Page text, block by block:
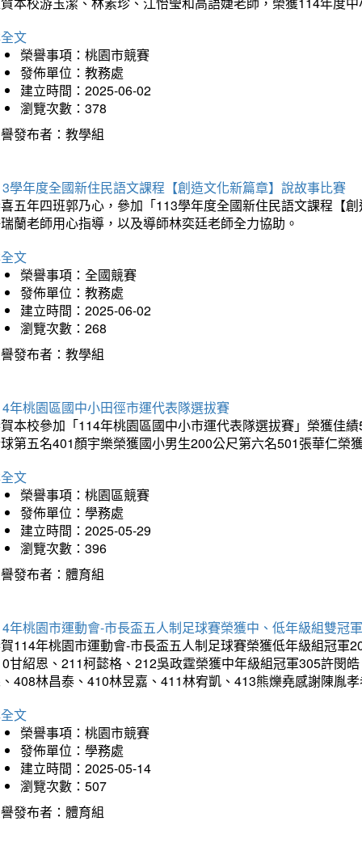
文
榮譽事項：桃園市競賽
發佈單位：教務處
建立時間：2025-06-02
瀏覽次數：378
發布者：教學組
學年度全國新住民語文課程【創造文化新篇章】說故事比賽
五年四班郭乃心，參加「113學年度全國新住民語文課程【
蘭老師用心指導，以及導師林奕廷老師全力協助。
文
榮譽事項：全國競賽
發佈單位：教務處
建立時間：2025-06-02
瀏覽次數：268
發布者：教學組
年桃園區國中小田徑市運代表隊選拔賽
本校參加「114年桃園區國中小市運代表隊選拔賽」榮獲佳
第五名401顏宇樂榮獲國小男生200公尺第六名501張華仁
文
榮譽事項：桃園區競賽
發佈單位：學務處
建立時間：2025-05-29
瀏覽次數：396
發布者：體育組
年桃園市運動會-市長盃五人制足球賽榮獲中、低年級組雙冠軍
114年桃園市運動會-市長盃五人制足球賽榮獲低年級組冠
甘紹恩、211柯懿格、212吳政霆榮獲中年級組冠軍305許閔
408林昌泰、410林昱嘉、411林宥凱、413熊爍堯感謝陳胤
文
榮譽事項：桃園市競賽
發佈單位：學務處
建立時間：2025-05-14
瀏覽次數：507
發布者：體育組